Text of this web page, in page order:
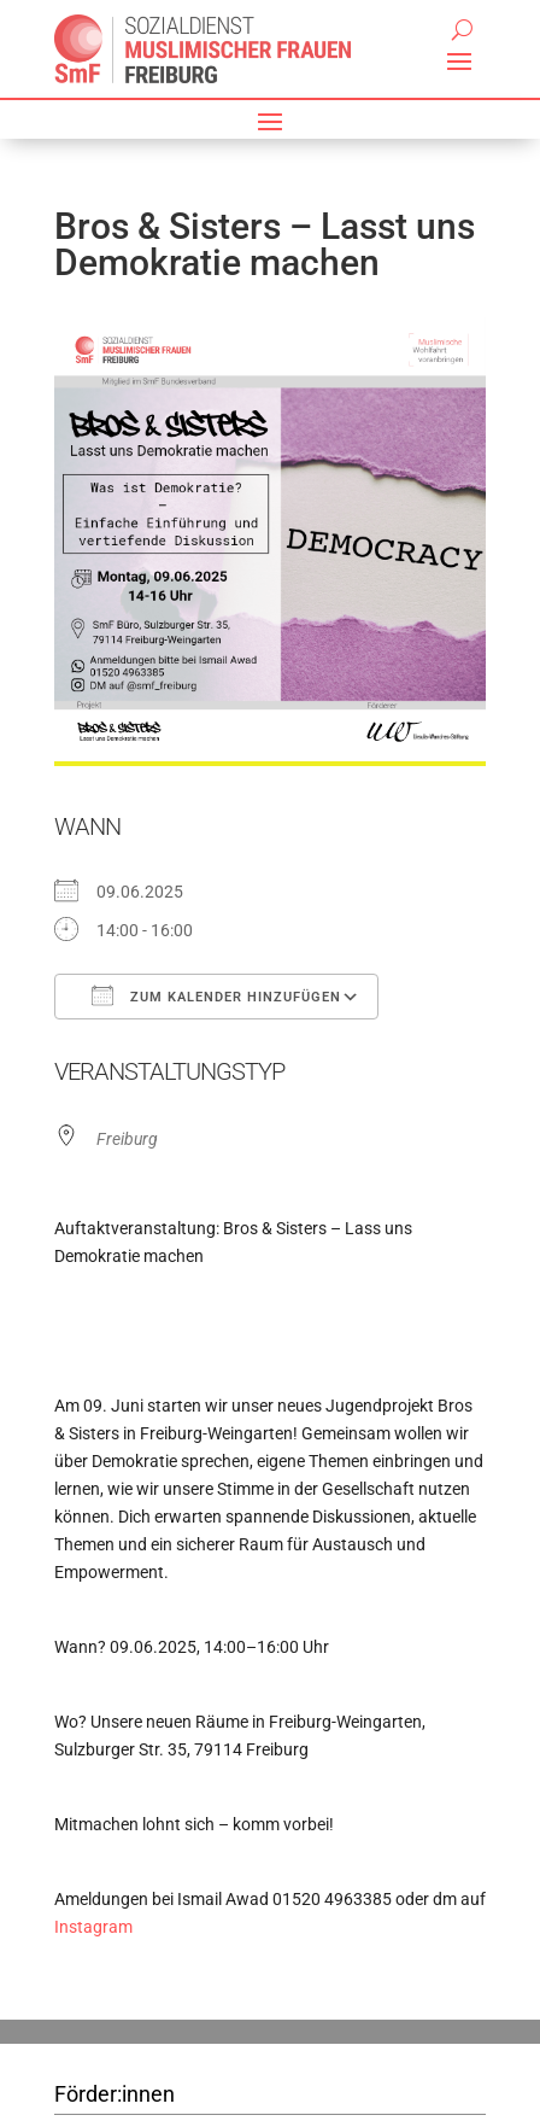
Bros & Sisters – Lasst uns
Demokratie machen
WANN
09.06.2025
14:00 - 16:00
ZUM KALENDER HINZUFÜGEN
VERANSTALTUNGSTYP
Freiburg
Auftaktveranstaltung: Bros & Sisters – Lass uns
Demokratie machen
Am 09. Juni starten wir unser neues Jugendprojekt Bros
& Sisters in Freiburg-Weingarten! Gemeinsam wollen wir
über Demokratie sprechen, eigene Themen einbringen und
lernen, wie wir unsere Stimme in der Gesellschaft nutzen
können. Dich erwarten spannende Diskussionen, aktuelle
Themen und ein sicherer Raum für Austausch und
Empowerment.
Wann? 09.06.2025, 14:00–16:00 Uhr
Wo? Unsere neuen Räume in Freiburg-Weingarten,
Sulzburger Str. 35, 79114 Freiburg
Mitmachen lohnt sich – komm vorbei!
Ameldungen bei Ismail Awad 01520 4963385 oder dm auf
Instagram
Förder:innen